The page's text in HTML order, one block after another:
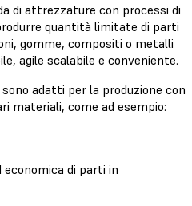
di attrezzature con processi di
quantità limitate di parti
gomme, compositi o metalli
agile scalabile e conveniente.
adatti per la produzione con
materiali, come ad esempio:
economica di parti in